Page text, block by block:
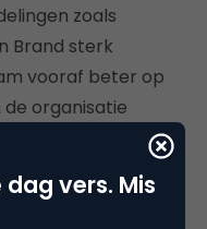
zoals
Brand sterk
vooraf beter op
organisatie
vers. Mis